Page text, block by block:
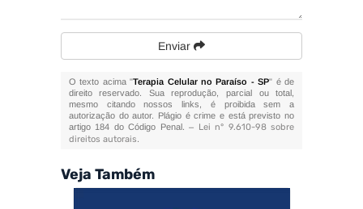
Enviar
O texto acima "Terapia Celular no Paraíso - SP" é de
direito reservado. Sua reprodução, parcial ou total,
mesmo citando nossos links, é proibida sem a
autorização do autor. Plágio é crime e está previsto no
artigo 184 do Código Penal. – Lei n° 9.610-98 sobre
direitos autorais.
Veja Também